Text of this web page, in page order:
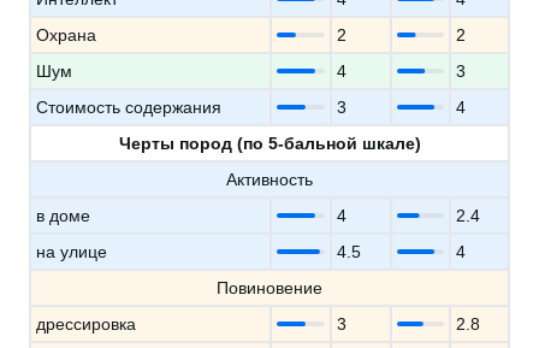
Охрана
2
2
Шум
4
3
Стоимость содержания
3
4
Черты пород (по 5-бальной шкале)
Активность
в доме
4
2.4
на улице
4.5
4
Повиновение
дрессировка
3
2.8